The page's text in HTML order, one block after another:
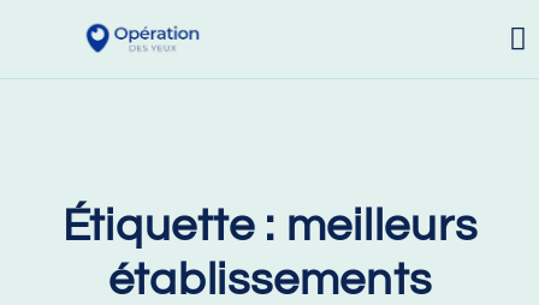
Étiquette : meilleurs
établissements